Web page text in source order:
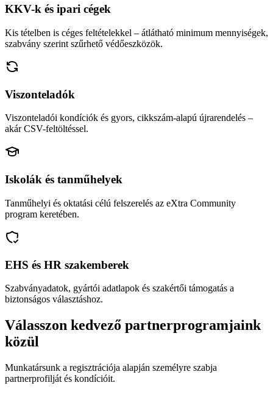
KKV-k és ipari cégek
Kis tételben is céges feltételekkel – átlátható minimum mennyiségek,
szabvány szerint szűrhető védőeszközök.
Viszonteladók
Viszonteladói kondíciók és gyors, cikkszám-alapú újrarendelés –
akár CSV-feltöltéssel.
Iskolák és tanműhelyek
Tanműhelyi és oktatási célú felszerelés az eXtra Community
program keretében.
EHS és HR szakemberek
Szabványadatok, gyártói adatlapok és szakértői támogatás a
biztonságos választáshoz.
Válasszon kedvező partnerprogramjaink
közül
Munkatársunk a regisztrációja alapján személyre szabja
partnerprofilját és kondícióit.